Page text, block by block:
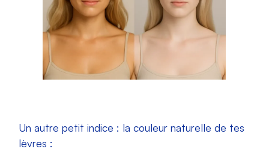
Un autre petit indice : la couleur naturelle de tes
lèvres :